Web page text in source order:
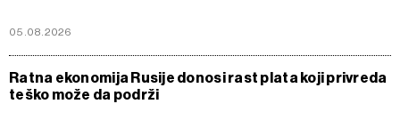
05.08.2026
Ratna ekonomija Rusije donosi rast plata koji privreda
teško može da podrži